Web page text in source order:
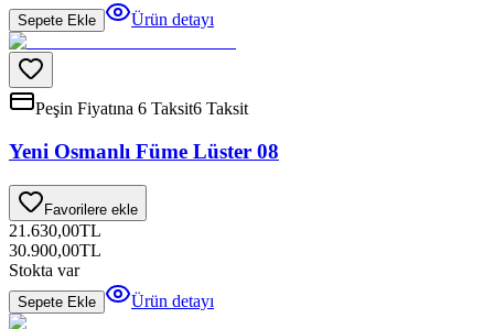
Sepete Ekle Ürün detayı
Peşin Fiyatına 6 Taksit6 Taksit
Yeni Osmanlı Füme Lüster 08
Favorilere ekle
21.630,00TL
30.900,00TL
Stokta var
Sepete Ekle Ürün detayı